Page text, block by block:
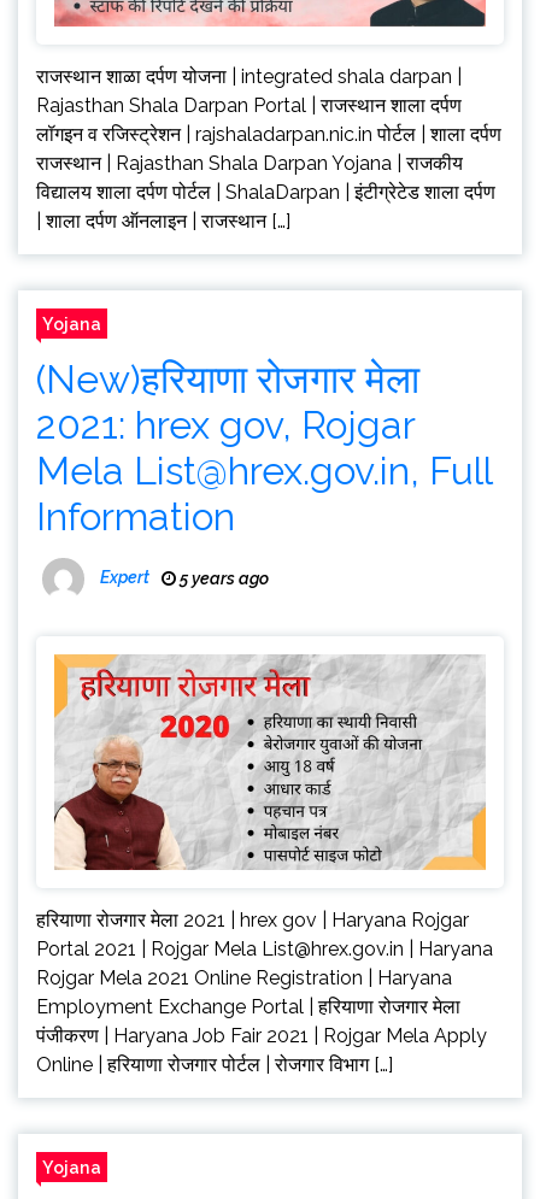
राजस्थान शाळा दर्पण योजना | integrated shala darpan |
Rajasthan Shala Darpan Portal | राजस्थान शाला दर्पण
लॉगइन व रजिस्ट्रेशन | rajshaladarpan.nic.in पोर्टल | शाला दर्पण
राजस्थान | Rajasthan Shala Darpan Yojana | राजकीय
विद्यालय शाला दर्पण पोर्टल | ShalaDarpan | इंटीग्रेटेड शाला दर्पण
| शाला दर्पण ऑनलाइन | राजस्थान […]
Yojana
(New)हरियाणा रोजगार मेला
2021: hrex gov, Rojgar
Mela List@hrex.gov.in, Full
Information
Expert 5 years ago
हरियाणा रोजगार मेला 2021 | hrex gov | Haryana Rojgar
Portal 2021 | Rojgar Mela List@hrex.gov.in | Haryana
Rojgar Mela 2021 Online Registration | Haryana
Employment Exchange Portal | हरियाणा रोजगार मेला
पंजीकरण | Haryana Job Fair 2021 | Rojgar Mela Apply
Online | हरियाणा रोजगार पोर्टल | रोजगार विभाग […]
Yojana